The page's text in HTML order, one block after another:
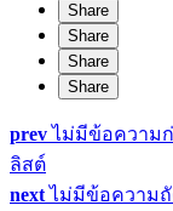
Share
Share
Share
Share
prev ไม่มีข้อความ
ลิสต์
next ไม่มีข้อความถั